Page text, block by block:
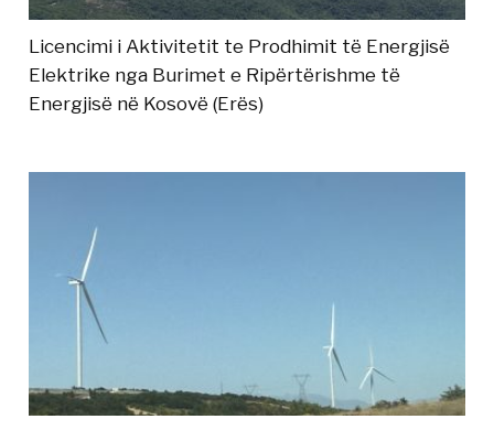
Licencimi i Aktivitetit te Prodhimit të Energjisë
Elektrike nga Burimet e Ripërtërishme të
Energjisë në Kosovë (Erës)